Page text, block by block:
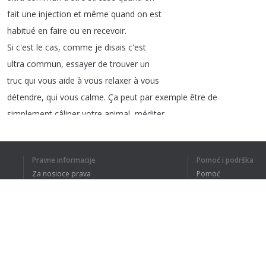
fait une injection et même quand on est
habitué en faire ou en recevoir.
Si c'est le cas, comme je disais c'est
ultra commun, essayer de trouver un
truc qui vous aide à vous relaxer à vous
détendre, qui vous calme. Ça peut par exemple être de
simplement câliner votre animal méditer
exemple aussi,prendre
écouter de la musique,etc.Essayez de
Pravne informacije
Za nosioce prava
Pomoć i podrška
Pomoć